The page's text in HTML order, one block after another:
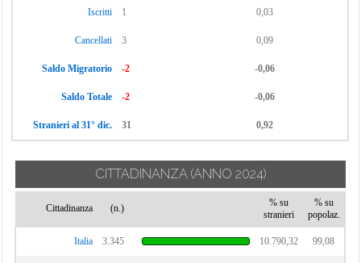
Iscritti 1 0,03
Cancellati 3 0,09
Saldo Migratorio -2 -0,06
Saldo Totale -2 -0,06
Stranieri al 31° dic. 31 0,92
CITTADINANZA (ANNO 2024)
Cittadinanza (n.)
% su
stranieri
% su
popolaz.
Italia 3.345 10.790,32 99,08